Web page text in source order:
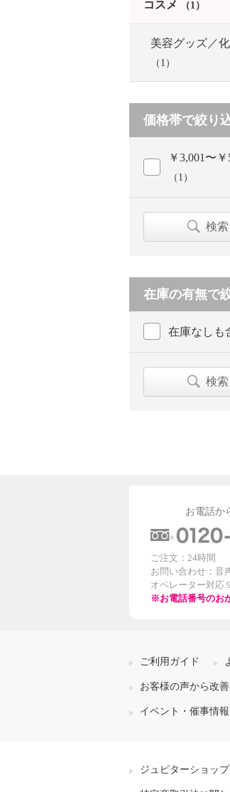
コスメ （1）
美容グッズ／
（1）
価格帯で絞り
￥3,001〜
（1）
検索
在庫の有無で
在庫なしも
検索
お電話か
ご注文：24時間
お問い合わせ：音
オペレーター対応
※お電話番号のお
ご利用ガイド
お客様の声から改
イベント・催事情報
ジュピターショッ